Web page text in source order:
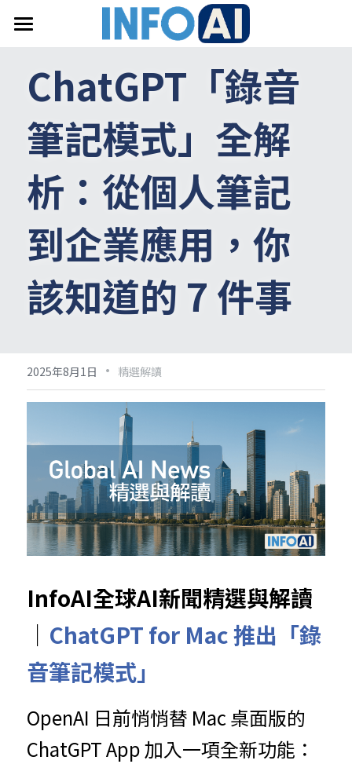
關於InfoAI
訂閱電子報
最新文章
搜索
email聯絡
ChatGPT「錄音
筆記模式」全解
析：從個人筆記
到企業應用，你
該知道的 7 件事
2025年8月1日 · 精選解讀
InfoAI全球AI新聞精選與解讀
｜ ChatGPT for Mac 推出「錄
音筆記模式」
OpenAI 日前悄悄替 Mac 桌面版的
ChatGPT App 加入一項全新功能：